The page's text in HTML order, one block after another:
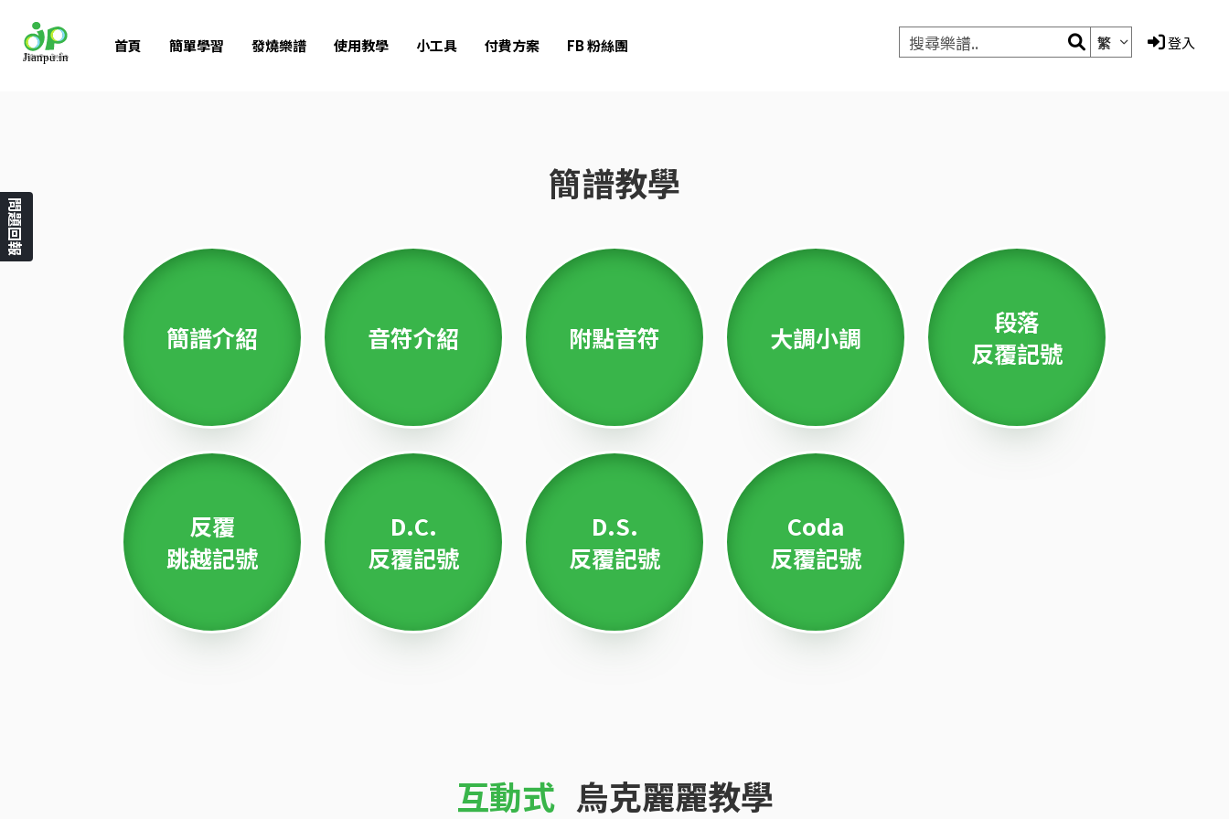
首頁 簡單學習 發燒樂譜 使用教學 小工具 付費方案 FB 粉絲團 繁 登入
簡譜教學
簡譜介紹 音符介紹 附點音符 大調小調
段落
反覆記號
反覆
跳越記號
D.C.
反覆記號
D.S.
反覆記號
Coda
反覆記號
互動式 烏克麗麗教學
問題回報